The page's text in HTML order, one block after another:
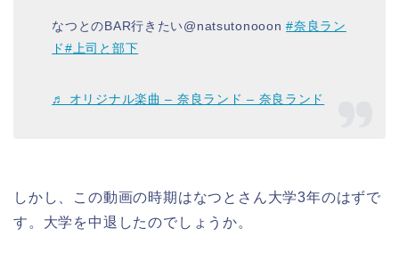
なつとのBAR行きたい@natsutonooon#奈良ラン
ド#上司と部下
♬ オリジナル楽曲 – 奈良ランド – 奈良ランド
しかし、この動画の時期はなつとさん大学3年のはずで
す。大学を中退したのでしょうか。